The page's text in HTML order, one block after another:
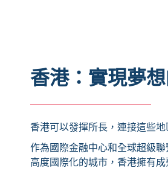
香港：實現夢
香港可以發揮所長，連接這些地
作為國際金融中心和全球超級
高度國際化的城市，香港擁有